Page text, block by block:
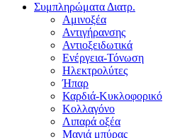
Συμπληρώματα Διατρ.
Αμινοξέα
Αντιγήρανσης
Αντιοξειδωτικά
Ενέργεια-Τόνωση
Ηλεκτρολύτες
Ήπαρ
Καρδιά-Κυκλοφορικό
Κολλαγόνο
Λιπαρά οξέα
Μαγιά μπύρας